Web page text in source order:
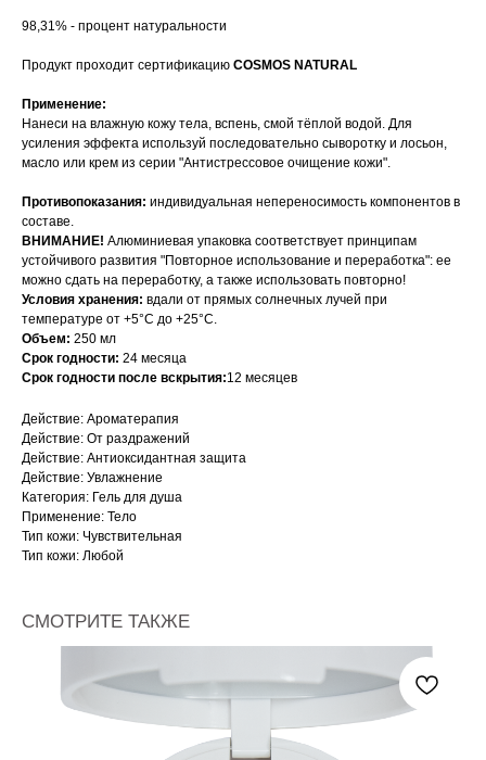
98,31% - процент натуральности
Продукт проходит сертификацию COSMOS NATURAL
Применение:
Нанеси на влажную кожу тела, вспень, смой тёплой водой. Для
усиления эффекта используй последовательно сыворотку и лосьон,
масло или крем из серии "Антистрессовое очищение кожи".
Противопоказания: индивидуальная непереносимость компонентов в
составе.
ВНИМАНИЕ! Алюминиевая упаковка соответствует принципам
устойчивого развития "Повторное использование и переработка": ее
можно сдать на переработку, а также использовать повторно!
Условия хранения: вдали от прямых солнечных лучей при
температуре от +5°С до +25°С.
Объем: 250 мл
Срок годности: 24 месяца
Срок годности после вскрытия:12 месяцев
Действие: Ароматерапия
Действие: От раздражений
Действие: Антиоксидантная защита
Действие: Увлажнение
Категория: Гель для душа
Применение: Тело
Тип кожи: Чувствительная
Тип кожи: Любой
СМОТРИТЕ ТАКЖЕ